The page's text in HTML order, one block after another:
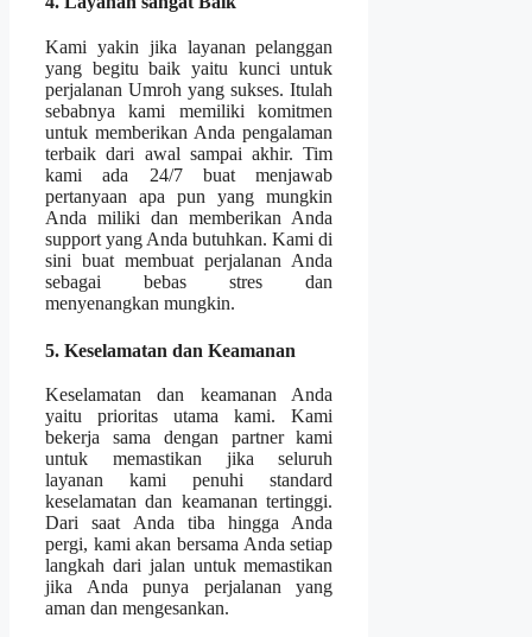
Kami yakin jika layanan pelanggan
yang begitu baik yaitu kunci untuk
perjalanan Umroh yang sukses. Itulah
sebabnya kami memiliki komitmen
untuk memberikan Anda pengalaman
terbaik dari awal sampai akhir. Tim
kami ada 24/7 buat menjawab
pertanyaan apa pun yang mungkin
Anda miliki dan memberikan Anda
support yang Anda butuhkan. Kami di
sini buat membuat perjalanan Anda
sebagai bebas stres dan
menyenangkan mungkin.
5. Keselamatan dan Keamanan
Keselamatan dan keamanan Anda
yaitu prioritas utama kami. Kami
bekerja sama dengan partner kami
untuk memastikan jika seluruh
layanan kami penuhi standard
keselamatan dan keamanan tertinggi.
Dari saat Anda tiba hingga Anda
pergi, kami akan bersama Anda setiap
langkah dari jalan untuk memastikan
jika Anda punya perjalanan yang
aman dan mengesankan.